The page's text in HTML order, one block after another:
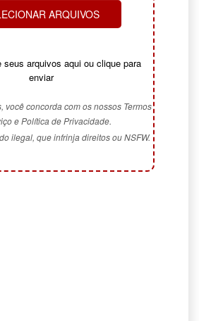
ARQUIVOS
arquivos aqui ou clique para
enviar
você concorda com os nossos Termos
e Política de Privacidade.
ilegal, que infrinja direitos ou NSFW.